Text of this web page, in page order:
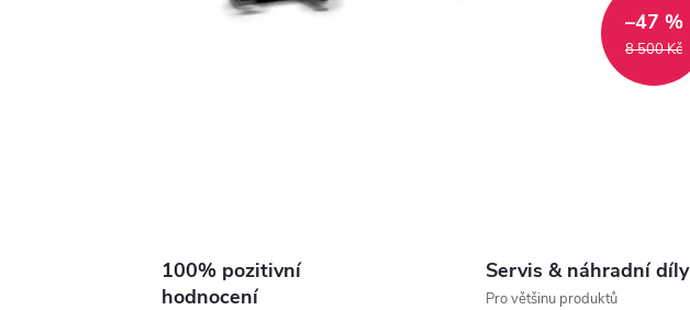
8 500 Kč
–47 %
100% pozitivní
hodnocení
Servis & náhradní díly
Pro většinu produktů